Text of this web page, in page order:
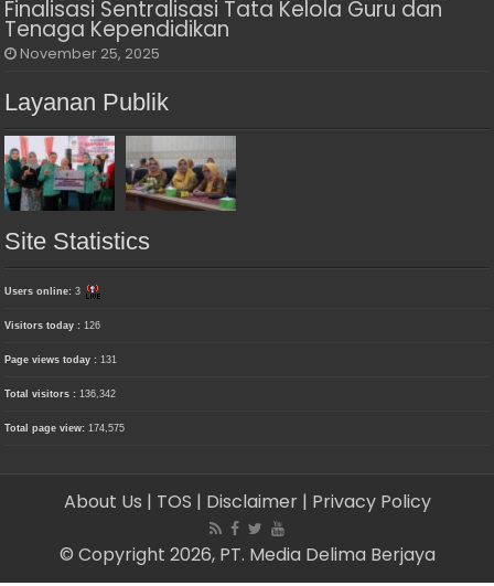
Finalisasi Sentralisasi Tata Kelola Guru dan
Tenaga Kependidikan
November 25, 2025
Layanan Publik
Site Statistics
Users online:3
Visitors today : 126
Page views today : 131
Total visitors : 136,342
Total page view: 174,575
About Us | TOS | Disclaimer | Privacy Policy
© Copyright 2026, PT. Media Delima Berjaya